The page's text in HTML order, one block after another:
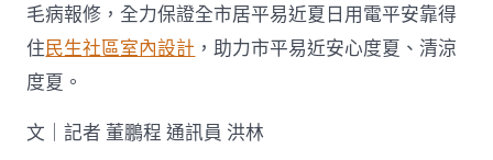
毛病報修，全力保證全市居平易近夏日用電平安靠得
住民生社區室內設計 ，助力市平易近安心度夏、清涼
度夏。
文｜記者 董鵬程 通訊員 洪林